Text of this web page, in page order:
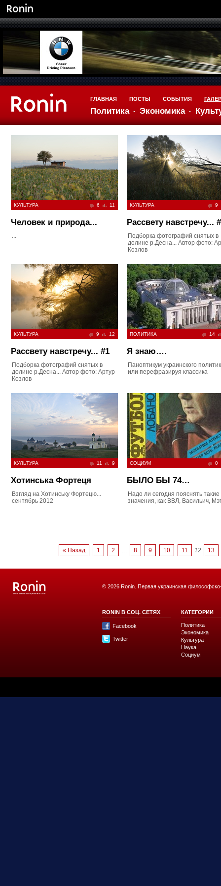
ГЛАВНАЯ
Политика Экономика
ПОСТЫ СОБЫТИЯ
КУЛЬТУРА 6 11
Человек и природа...
...
КУЛЬТУРА 9
Рассвету навстречу...
Подборка фотографий снятых в
долине р.Десна... Автор фото:
Козлов
КУЛЬТУРА 9 12
Рассвету навстречу... #1
Подборка фотографий снятых в
долине р.Десна... Автор фото: Артур
Козлов
ПОЛИТИКА 14
Я знаю….
Паноптикум украинского
или перефразируя классика
КУЛЬТУРА 11 9
Хотинська Фортеця
Взгляд на Хотинську Фортецю...
сентябрь 2012
СОЦИУМ 0
БЫЛО БЫ 74…
Надо ли сегодня пояснять такие
значения, как ВВЛ, Васильич,
« Назад 1 2 … 8 9 10 11 12 13
© 2026 Ronin. Первая украинская
RONIN В СОЦ. СЕТЯХ
Facebook
Twitter
КАТЕГОРИИ
Политика
Экономика
Культура
Наука
Социум